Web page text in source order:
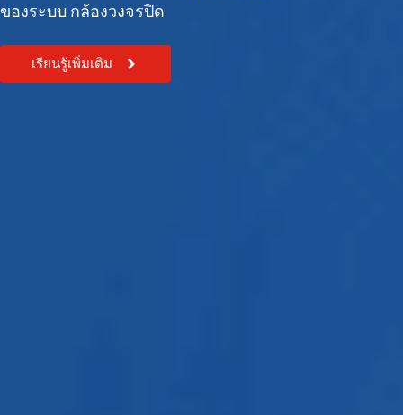
ของระบบ กล้องวงจรปิด
เรียนรู้เพิ่มเติม